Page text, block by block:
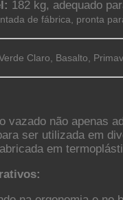
182 kg, adequado
de fábrica, pronta
Claro, Basalto,
vazado não apenas
ser utilizada em
em